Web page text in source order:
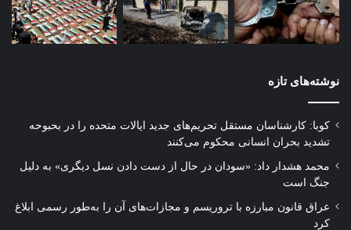
نوشته‌های تازه
کوبا: کارشناسان مستقل تحریم‌های جدید ایالات متحده را در بحبوحه
تشدید بحران انسانی محکوم می‌کنند
محمد هشدار داد: «سودان در حال از دست دادن نسل دیگری» به دلیل
جنگ است
عراق قانون مبارزه با تروریسم و مجازات‌های آن را به‌طور رسمی ابلاغ
کرد